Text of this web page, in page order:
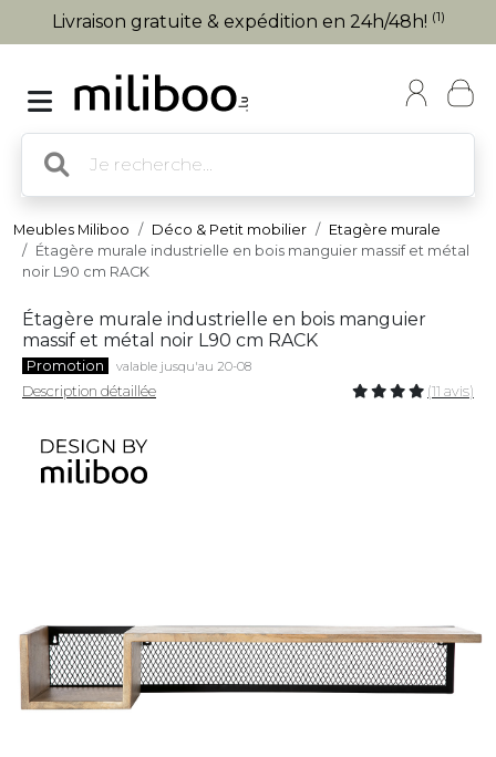
Livraison gratuite & expédition en 24h/48h! (1)
Meubles Miliboo Déco & Petit mobilier
Etagère murale
Étagère murale industrielle en bois manguier massif et métal
noir L90 cm RACK
Étagère murale industrielle en bois manguier
massif et métal noir L90 cm RACK
Promotion valable jusqu'au 20-08
Description détaillée (11 avis)